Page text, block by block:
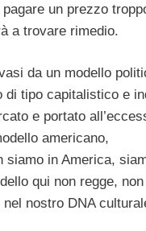
un prezzo
a trovare rimedio.
da un modello
di tipo capitalistico e
e portato
americano,
siamo in America,
qui non regge,
nel nostro DNA